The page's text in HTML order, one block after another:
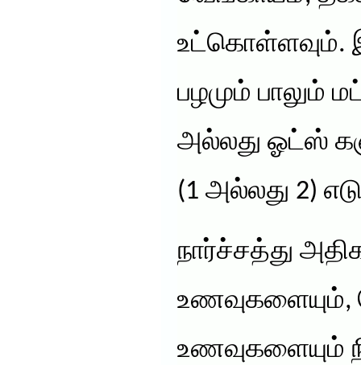
உட்கொள்ளவும்.
பழமும் பாலும்
அல்லது ஓட்ஸ்
(1 அல்லது 2)
நார்ச்சத்து
உணவுகளையும்,
உணவுகளையும்